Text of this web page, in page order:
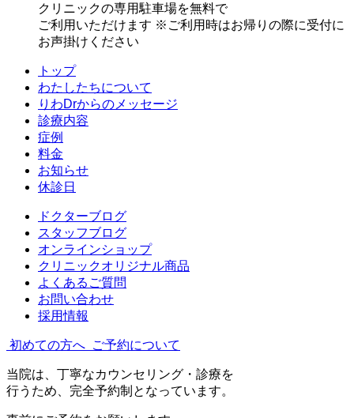
クリニックの専用駐車場を無料で
ご利用いただけます ※ご利用時はお帰りの際に受付に
お声掛けください
トップ
わたしたちについて
りわDrからのメッセージ
診療内容
症例
料金
お知らせ
休診日
ドクターブログ
スタッフブログ
オンラインショップ
クリニックオリジナル商品
よくあるご質問
お問い合わせ
採用情報
初めての方へ ご予約について
当院は、丁寧なカウンセリング・診療を
行うため、完全予約制となっています。